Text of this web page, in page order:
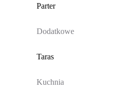
Parter
Dodatkowe
Taras
Kuchnia